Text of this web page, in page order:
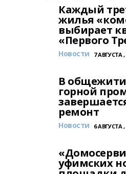
Каждый
жилья
выбирает
«Первого
Новости 7 АВГУСТА ,
В
горной
ремонт
Новости 6 АВГУСТА ,
уфимских